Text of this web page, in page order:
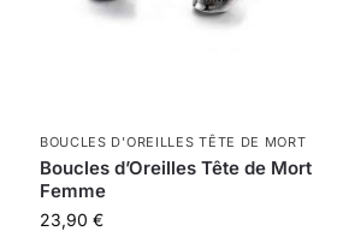
BOUCLES D'OREILLES TÊTE DE MORT
Boucles d’Oreilles Tête de Mort
Femme
23,90 €